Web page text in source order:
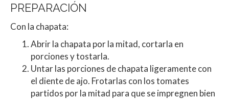
PREPARACIÓN
Con la chapata:
Abrir la chapata por la mitad, cortarla en
porciones y tostarla.
Untar las porciones de chapata ligeramente con
el diente de ajo. Frotarlas con los tomates
partidos por la mitad para que se impregnen bien